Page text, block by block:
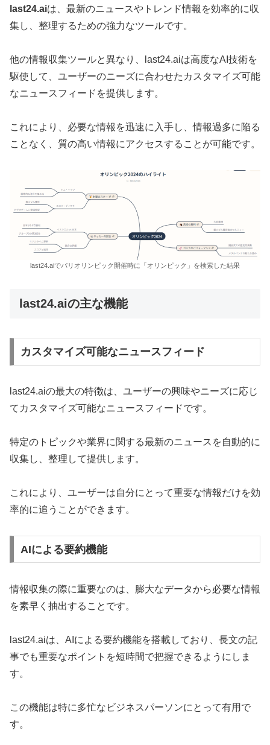
last24.aiは、最新のニュースやトレンド情報を効率的に収
集し、整理するための強力なツールです。
他の情報収集ツールと異なり、last24.aiは高度なAI技術を
駆使して、ユーザーのニーズに合わせたカスタマイズ可能
なニュースフィードを提供します。
これにより、必要な情報を迅速に入手し、情報過多に陥る
ことなく、質の高い情報にアクセスすることが可能です。
last24.aiでパリオリンピック開催時に「オリンピック」を検索した結果
last24.aiの主な機能
カスタマイズ可能なニュースフィード
last24.aiの最大の特徴は、ユーザーの興味やニーズに応じ
てカスタマイズ可能なニュースフィードです。
特定のトピックや業界に関する最新のニュースを自動的に
収集し、整理して提供します。
これにより、ユーザーは自分にとって重要な情報だけを効
率的に追うことができます。
AIによる要約機能
情報収集の際に重要なのは、膨大なデータから必要な情報
を素早く抽出することです。
last24.aiは、AIによる要約機能を搭載しており、長文の記
事でも重要なポイントを短時間で把握できるようにしま
す。
この機能は特に多忙なビジネスパーソンにとって有用で
す。